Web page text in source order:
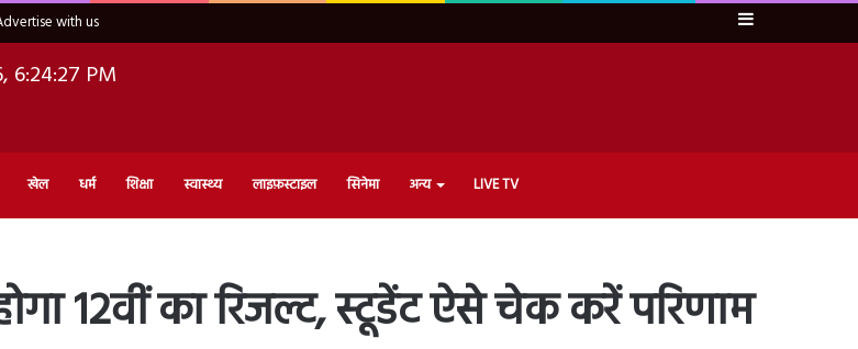
with us Sidebar
6:24:28 PM
खेल धर्म शिक्षा स्वास्थ्य लाइफ़स्टाइल सिनेमा अन्य LIVE TV
12वीं का रिजल्ट, स्टूडेंट ऐसे चेक करें परिणाम